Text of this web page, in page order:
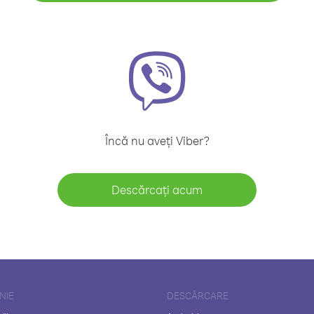
Încă nu aveți Viber?
Descărcați acum
DESCĂRCARE